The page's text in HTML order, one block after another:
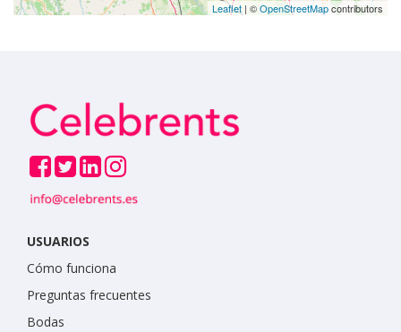
Leaflet | ©OpenStreetMapcontributors
USUARIOS
Cómo funciona
Preguntas frecuentes
Bodas